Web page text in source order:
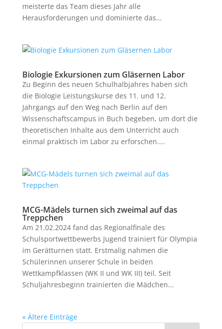
meisterte das Team dieses Jahr alle
Herausforderungen und dominierte das...
Biologie Exkursionen zum Gläsernen Labor
Zu Beginn des neuen Schulhalbjahres haben sich
die Biologie Leistungskurse des 11. und 12.
Jahrgangs auf den Weg nach Berlin auf den
Wissenschaftscampus in Buch begeben, um dort die
theoretischen Inhalte aus dem Unterricht auch
einmal praktisch im Labor zu erforschen....
MCG-Mädels turnen sich zweimal auf das
Treppchen
Am 21.02.2024 fand das Regionalfinale des
Schulsportwettbewerbs Jugend trainiert für Olympia
im Gerätturnen statt. Erstmalig nahmen die
Schülerinnen unserer Schule in beiden
Wettkampfklassen (WK II und WK III) teil. Seit
Schuljahresbeginn trainierten die Mädchen...
« Ältere Einträge